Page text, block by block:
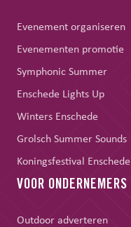
Evenement organiseren
Evenementen promotie
Symphonic Summer
Enschede Lights Up
Winters Enschede
Grolsch Summer Sounds
Koningsfestival Enschede
VOOR ONDERNEMERS
Outdoor adverteren